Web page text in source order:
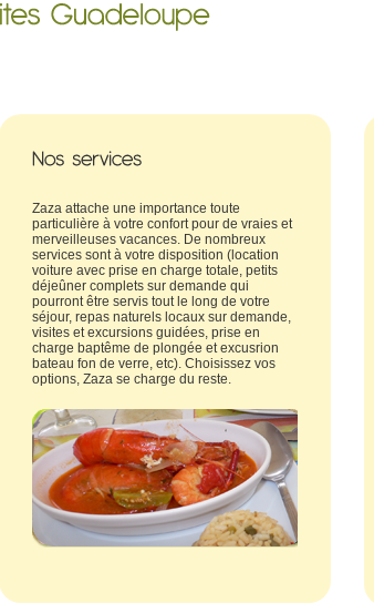
Zaza attache une importance toute
particulière à votre confort pour de vraies et
merveilleuses vacances. De nombreux
services sont à votre disposition (location
voiture avec prise en charge totale, petits
déjeûner complets sur demande qui
pourront être servis tout le long de votre
séjour, repas naturels locaux sur demande,
visites et excursions guidées, prise en
charge baptême de plongée et excusrion
bateau fon de verre, etc). Choisissez vos
options, Zaza se charge du reste.